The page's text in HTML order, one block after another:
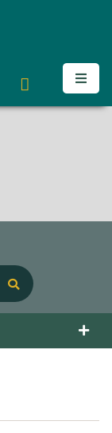
Type here to